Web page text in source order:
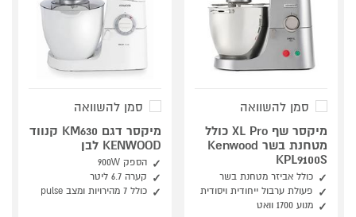
סמן להשוואה
מיקסר שף XL Pro כולל
מטחנת בשר Kenwood
KPL9100S
כולל אביזר מטחנת בשר
פעולת ערבול ייחודית ויסודית
מנוע 1700 וואט
סמן להשוואה
מיקסר דגם KM630 קנווד
KENWOOD לבן
הספק 900W
קערה 6.7 ליטר
כולל 7 מהירויות ומצב pulse